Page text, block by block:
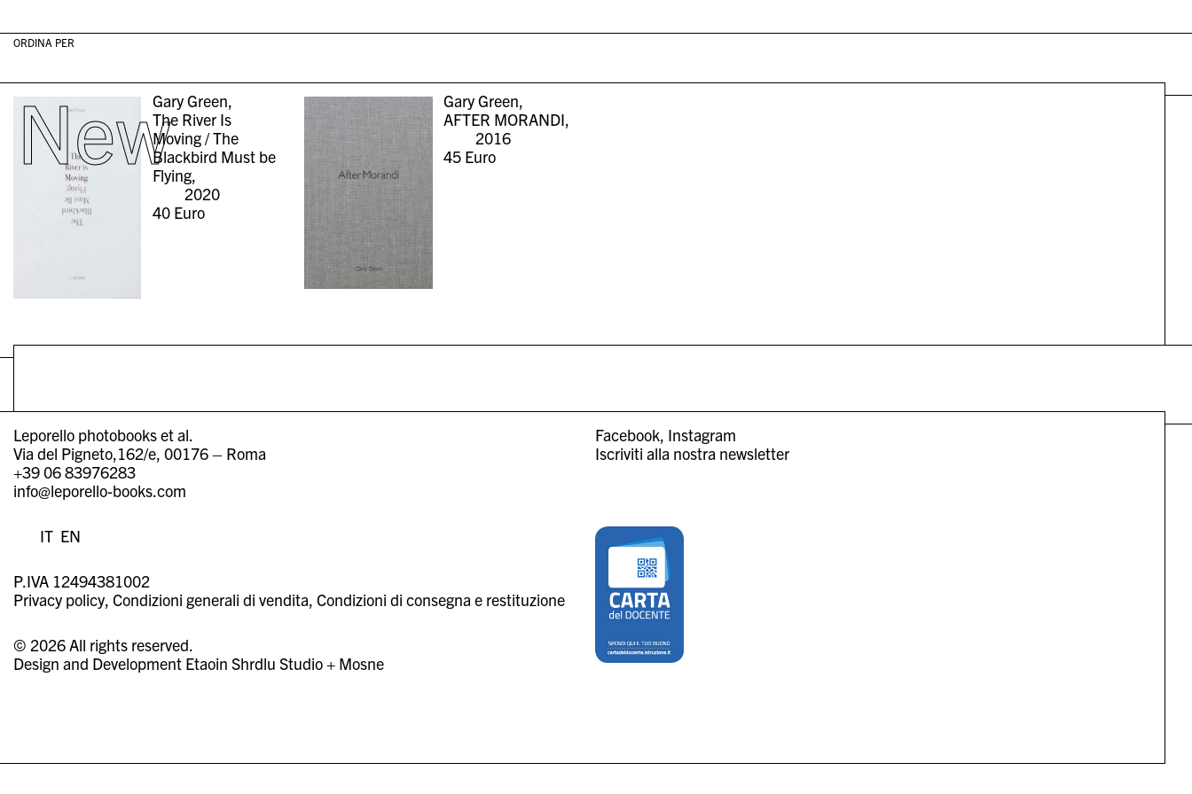
ORDINA PER
NewGary Green,
The River Is
Moving / The
Blackbird Must be
Flying,
2020
40 Euro
Gary Green,
AFTER MORANDI,
2016
45 Euro
Facebook Instagram
Iscriviti alla nostra newsletter
Leporello photobooks et al.
Via del Pigneto,162/e, 00176 – Roma
+39 06 83976283
info@leporello-books.com
IT EN
P.IVA 12494381002
Privacy policy Condizioni generali di vendita Condizioni di consegna e restituzione
© 2026 All rights reserved.
Design and Development Etaoin Shrdlu Studio+ Mosne